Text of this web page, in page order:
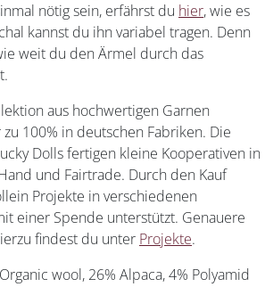
nötig sein, erfährst du hier, wie es
kannst du ihn variabel tragen. Denn
weit du den Ärmel durch das
aus hochwertigen Garnen
100% in deutschen Fabriken. Die
Dolls fertigen kleine Kooperativen in
und Fairtrade. Durch den Kauf
Projekte in verschiedenen
einer Spende unterstützt. Genauere
findest du unter Projekte.
wool, 26% Alpaca, 4% Polyamid